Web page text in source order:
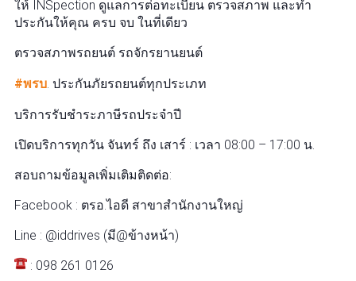
ให้ INSpection ดูแลการต่อทะเบียน ตรวจสภาพ และทำ
ประกันให้คุณ ครบ จบ ในที่เดียว
ตรวจสภาพรถยนต์ รถจักรยานยนต์
#พรบ. ประกันภัยรถยนต์ทุกประเภท
บริการรับชำระภาษีรถประจำปี
เปิดบริการทุกวัน จันทร์ ถึง เสาร์ : เวลา 08:00 – 17:00 น.
สอบถามข้อมูลเพิ่มเติมติดต่อ:
Facebook : ตรอ.ไอดี สาขาสำนักงานใหญ่
Line : @iddrives (มี@ข้างหน้า)
: 098 261 0126